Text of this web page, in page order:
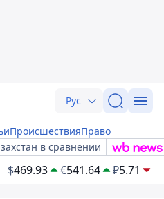
Рус
ПроисшествияПраво
в сравнении
$469.93 €541.64 ₽5.71